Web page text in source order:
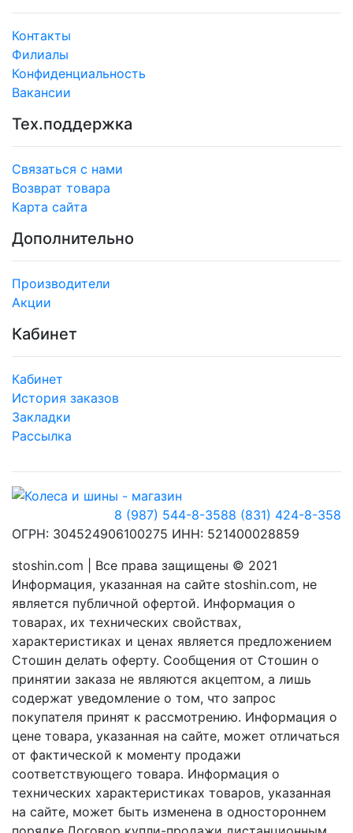
Контакты
Филиалы
Конфиденциальность
Вакансии
Тех.поддержка
Связаться с нами
Возврат товара
Карта сайта
Дополнительно
Производители
Акции
Кабинет
Кабинет
История заказов
Закладки
Рассылка
8 (831) 424-8-358
8 (987) 544-8-358
ОГРН: 304524906100275 ИНН: 521400028859
stoshin.com | Все права защищены © 2021
Информация, указанная на сайте stoshin.com, не
является публичной офертой. Информация о
товарах, их технических свойствах,
характеристиках и ценах является предложением
Стошин делать оферту. Сообщения от Стошин о
принятии заказа не являются акцептом, а лишь
содержат уведомление о том, что запрос
покупателя принят к рассмотрению. Информация о
цене товара, указанная на сайте, может отличаться
от фактической к моменту продажи
соответствующего товара. Информация о
технических характеристиках товаров, указанная
на сайте, может быть изменена в одностороннем